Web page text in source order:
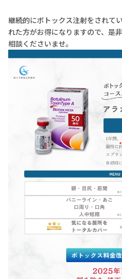
継続的にボトックス注射をされて
れた方がお得になりますので、是
相談くださいませ。